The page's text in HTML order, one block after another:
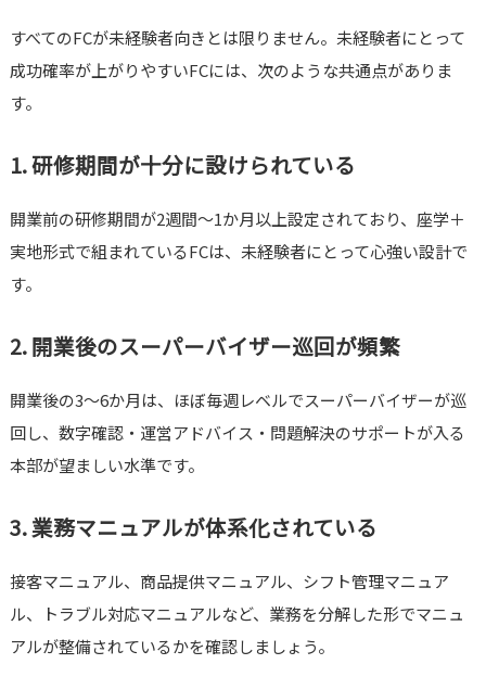
すべてのFCが未経験者向きとは限りません。未経験者にとって
成功確率が上がりやすいFCには、次のような共通点がありま
す。
1. 研修期間が十分に設けられている
開業前の研修期間が2週間〜1か月以上設定されており、座学＋
実地形式で組まれているFCは、未経験者にとって心強い設計で
す。
2. 開業後のスーパーバイザー巡回が頻繁
開業後の3〜6か月は、ほぼ毎週レベルでスーパーバイザーが巡
回し、数字確認・運営アドバイス・問題解決のサポートが入る
本部が望ましい水準です。
3. 業務マニュアルが体系化されている
接客マニュアル、商品提供マニュアル、シフト管理マニュア
ル、トラブル対応マニュアルなど、業務を分解した形でマニュ
アルが整備されているかを確認しましょう。